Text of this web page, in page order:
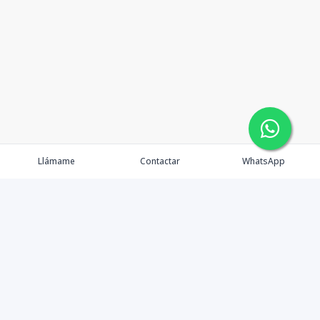
Llámame Contactar WhatsApp